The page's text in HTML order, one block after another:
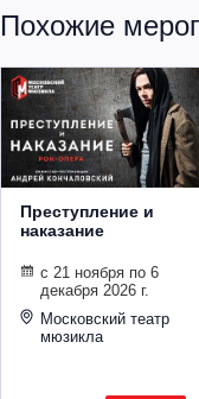
Похожие
Преступление и
наказание
с 21 ноября по 6
декабря 2026 г.
Московский театр
мюзикла